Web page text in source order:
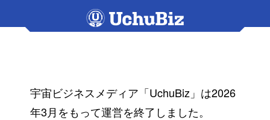
宇宙ビジネスメディア「UchuBiz」は2026
年3月をもって運営を終了しました。